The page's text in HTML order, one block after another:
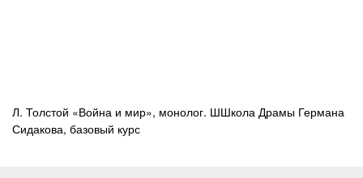
Л. Толстой «Война и мир», монолог. ШШкола Драмы Германа
Сидакова, базовый курс